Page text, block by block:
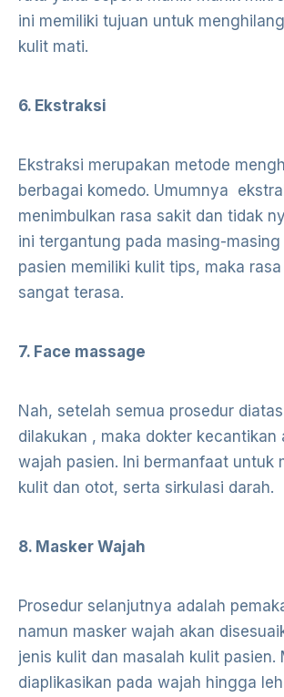
ini memiliki tujuan untuk
kulit mati.
6. Ekstraksi
Ekstraksi merupakan metode
berbagai komedo. Umumnya
menimbulkan rasa sakit dan tidak
ini tergantung pada masing-
pasien memiliki kulit tips, maka
sangat terasa.
7. Face massage
Nah, setelah semua prosedur
dilakukan , maka dokter kecantikan
wajah pasien. Ini bermanfaat untuk
kulit dan otot, serta sirkulasi darah.
8. Masker Wajah
Prosedur selanjutnya adalah
namun masker wajah akan
jenis kulit dan masalah kulit pasien.
diaplikasikan pada wajah hingga